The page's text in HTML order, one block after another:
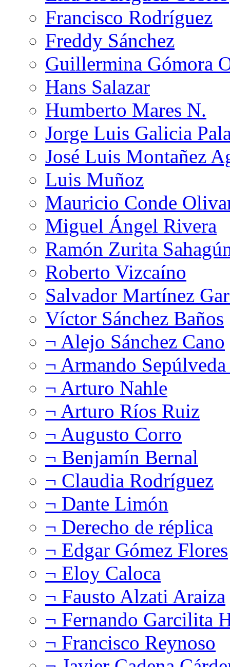
Francisco Rodríguez
Freddy Sánchez
Guillermina Gómora
Hans Salazar
Humberto Mares N.
Jorge Luis Galicia
José Luis Montañez
Luis Muñoz
Mauricio Conde
Miguel Ángel Rivera
Ramón Zurita
Roberto Vizcaíno
Salvador Martínez
Víctor Sánchez Baños
¬ Alejo Sánchez Cano
¬ Armando
¬ Arturo Nahle
¬ Arturo Ríos Ruiz
¬ Augusto Corro
¬ Benjamín Bernal
¬ Claudia Rodríguez
¬ Dante Limón
¬ Derecho de réplica
¬ Edgar Gómez Flores
¬ Eloy Caloca
¬ Fausto Alzati Araiza
¬ Fernando Garcilita
¬ Francisco Reynoso